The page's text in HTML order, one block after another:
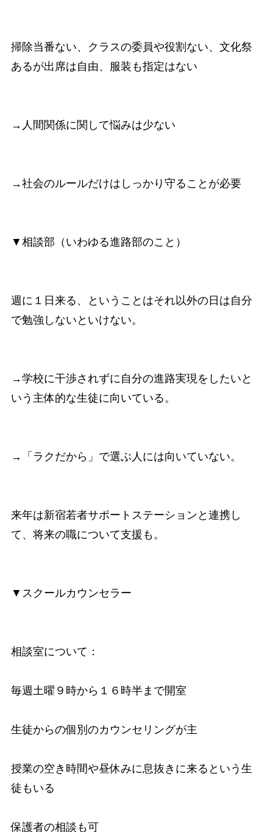
掃除当番ない、クラスの委員や役割ない、文化祭
あるが出席は自由、服装も指定はない
→人間関係に関して悩みは少ない
→社会のルールだけはしっかり守ることが必要
▼相談部（いわゆる進路部のこと）
週に１日来る、ということはそれ以外の日は自分
で勉強しないといけない。
→学校に干渉されずに自分の進路実現をしたいと
いう主体的な生徒に向いている。
→「ラクだから」で選ぶ人には向いていない。
来年は新宿若者サポートステーションと連携し
て、将来の職について支援も。
▼スクールカウンセラー
相談室について：
毎週土曜９時から１６時半まで開室
生徒からの個別のカウンセリングが主
授業の空き時間や昼休みに息抜きに来るという生
徒もいる
保護者の相談も可